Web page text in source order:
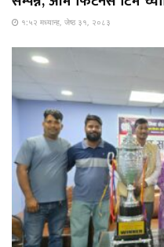
१:५२ मध्यान्ह, जेष्ठ ३१, २०८३